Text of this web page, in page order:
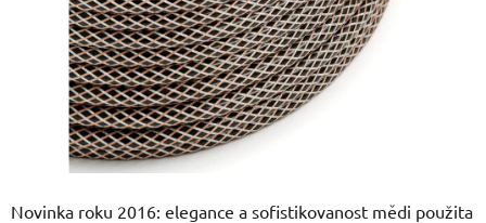
Novinka roku 2016: elegance a sofistikovanost mědi použita